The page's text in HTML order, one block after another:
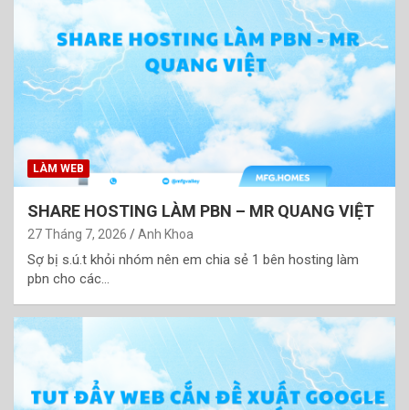
LÀM WEB
SHARE HOSTING LÀM PBN – MR QUANG VIỆT
27 Tháng 7, 2026 Anh Khoa
Sợ bị s.ú.t khỏi nhóm nên em chia sẻ 1 bên hosting làm
pbn cho các…